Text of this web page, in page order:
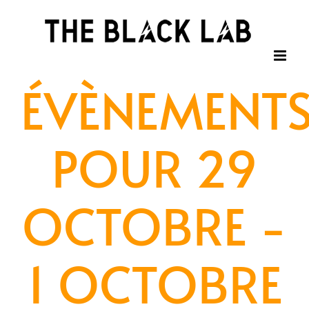
POUR 29
OCTOBRE -
1 OCTOBRE